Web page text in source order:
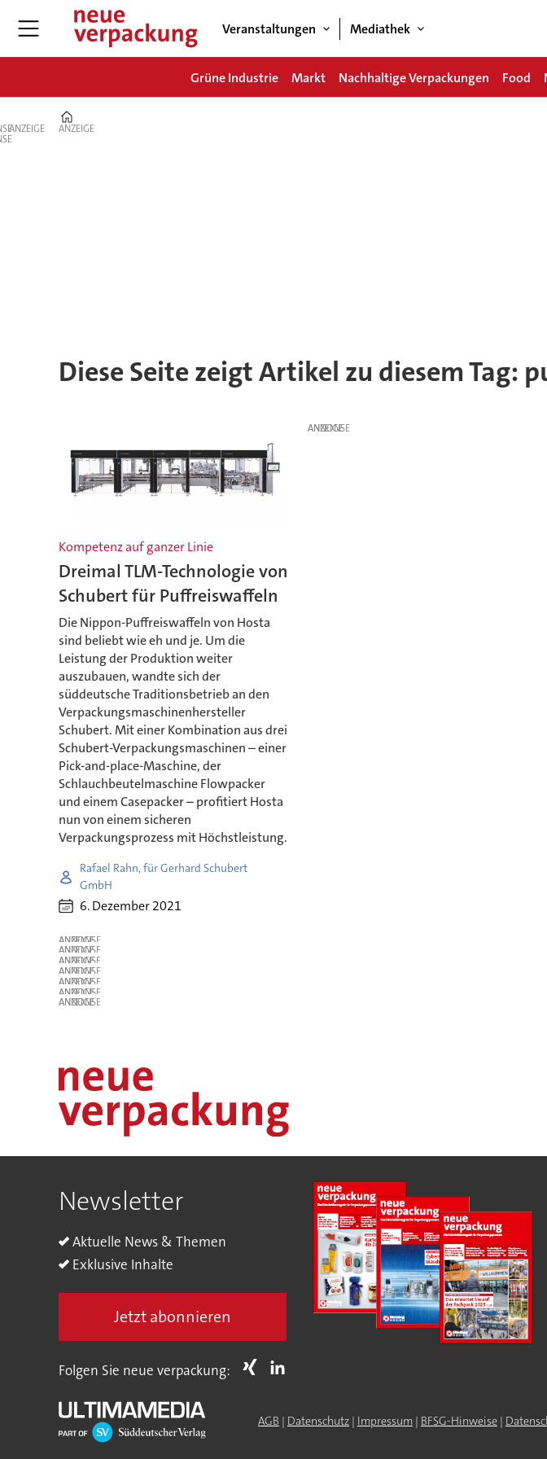
Veranstaltungen Mediathek
Grüne Industrie Markt Nachhaltige Verpackungen Food
ANZEIGE ANZEIGE
Diese Seite zeigt Artikel zu diesem Tag:
Kompetenz auf ganzer Linie
Dreimal TLM-Technologie von
Schubert für Puffreiswaffeln
Die Nippon-Puffreiswaffeln von Hosta
sind beliebt wie eh und je. Um die
Leistung der Produktion weiter
auszubauen, wandte sich der
süddeutsche Traditionsbetrieb an den
Verpackungsmaschinenhersteller
Schubert. Mit einer Kombination aus drei
Schubert-Verpackungsmaschinen – einer
Pick-and-place-Maschine, der
Schlauchbeutelmaschine Flowpacker
und einem Casepacker – profitiert Hosta
nun von einem sicheren
Verpackungsprozess mit Höchstleistung.
Rafael Rahn, für Gerhard Schubert
GmbH
6. Dezember 2021
ANZEIGE
ANZEIGE
ANZEIGE
ANZEIGE
ANZEIGE
ANZEIGE
ANZEIGE
ANZEIGE
Newsletter
Aktuelle News & Themen
Exklusive Inhalte
Jetzt abonnieren
Folgen Sie neue verpackung:
AGB | Datenschutz| Impressum | BFSG-Hinweise|